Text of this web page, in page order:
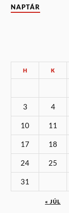
NAPTÁR
H K
3 4
10 11
17 18
24 25
31
« JÚL